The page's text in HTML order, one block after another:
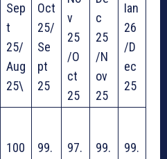
Sep
t
25/
Aug
25\
Oct
25/
Se
pt
25
v
25
/O
ct
25
c
25
/N
ov
25
Ian
26
/D
ec
25
100
99.
97.
99.
99.